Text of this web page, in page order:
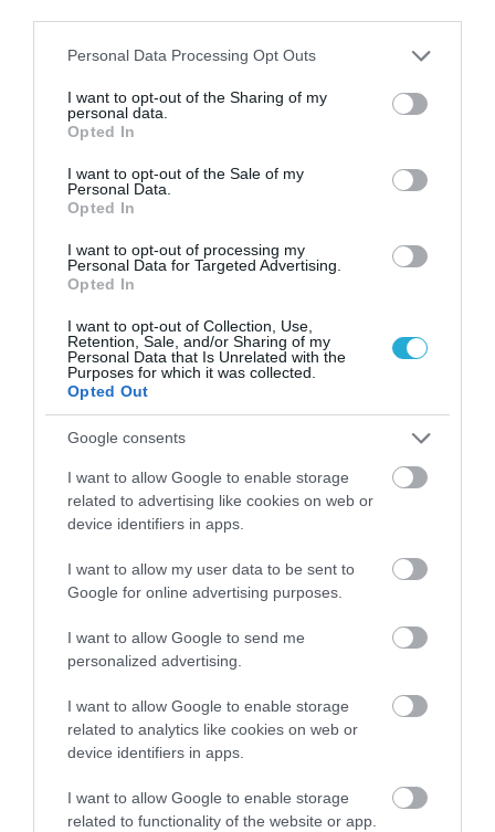
Please note that this website/app uses one or more Google
not limited to your visit or usage behaviour. You may click to
grant or deny consent to Google and its third-party tags to
use your data for below specified purposes in below Google
consent section.
Personal Data Processing Opt Outs
I want to opt-out of the Sharing of my
personal data.
Opted In
I want to opt-out of the Sale of my
Personal Data.
Opted In
I want to opt-out of processing my
Personal Data for Targeted Advertising.
Opted In
I want to opt-out of Collection, Use,
Retention, Sale, and/or Sharing of my
Personal Data that Is Unrelated with the
Purposes for which it was collected.
Opted Out
Google consents
I want to allow Google to enable storage
related to advertising like cookies on web or
device identifiers in apps.
I want to allow my user data to be sent to
Google for online advertising purposes.
I want to allow Google to send me
personalized advertising.
I want to allow Google to enable storage
related to analytics like cookies on web or
device identifiers in apps.
I want to allow Google to enable storage
related to functionality of the website or app.
Το τρόφιμο που θωρακίζει «αθόρυβα»
τα οστά σε κάθε ηλικία… δεν είναι το
γάλα!
ΦΑΡΜΑΚΑ
Ανατροπή δεδομένων στα εμβόλια
mRNA: Οι εμβολιασμένοι πεθαίνουν
πλέον στις ΗΠΑ από COVID-19
Ποιοι είναι οι φυσιολογικοί καρδιακοί
παλμοί και ποια τα επικίνδυνα όρια –
Πότε πρέπει να ανησυχήσετε